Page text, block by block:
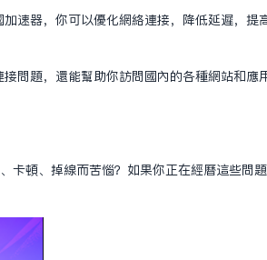
速器，你可以优化网络连接，降低延迟，提
问题，还能帮助你访问国内的各种网站和应
卡顿、掉线而苦恼？如果你正在经历这些问